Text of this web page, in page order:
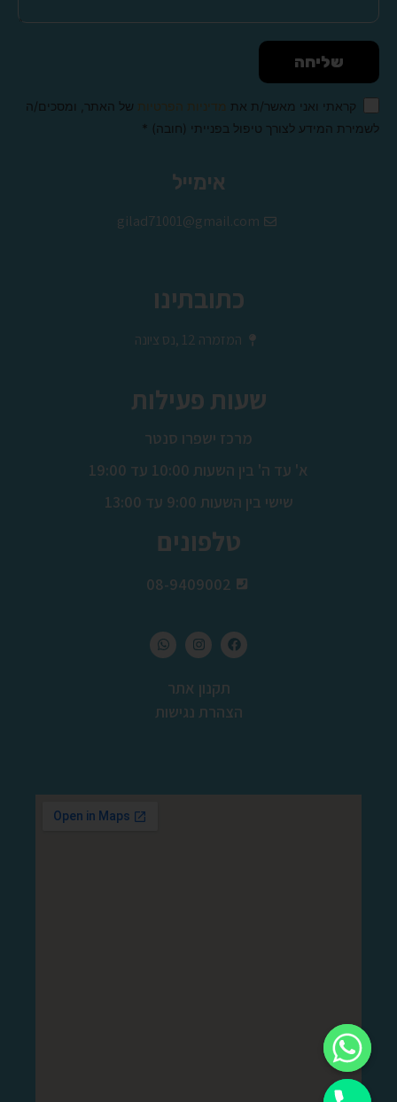
שליחה
קראתי ואני מאשר/ת את מדיניות הפרטיות של האתר, ומסכים/ה
לשמירת המידע לצורך טיפול בפנייתי (חובה) *
אימייל
gilad71001@gmail.com
כתובתינו
המזמרה 12 ,נס ציונה
שעות פעילות
מרכז ישפרו סנטר
א' עד ה' בין השעות 10:00 עד 19:00
שישי בין השעות 9:00 עד 13:00
טלפונים
08-9409002
תקנון אתר
הצהרת נגישות